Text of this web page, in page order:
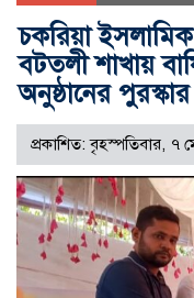
চকরিয়া
বটতলী শাখায়
অনুষ্ঠানের
প্রকাশিত: বৃহস্পতিবার, ৭